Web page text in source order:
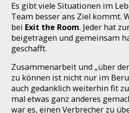
Es gibt viele Situationen im
Team besser ans Ziel kommt.
bei Exit the Room. Jeder hat
beigetragen und gemeinsam
geschafft.
Zusammenarbeit und „über
zu können ist nicht nur im
auch gedanklich weiterhin fit
mal etwas ganz anderes
war es, einen Verbrecher zu